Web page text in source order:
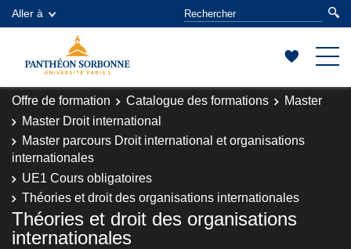
Aller à
Offre de formation Catalogue des formations
Master
Master Droit international
Master parcours Droit international et organisations
internationales
UE1 Cours obligatoires
Théories et droit des organisations internationales
Théories et droit des organisations
internationales